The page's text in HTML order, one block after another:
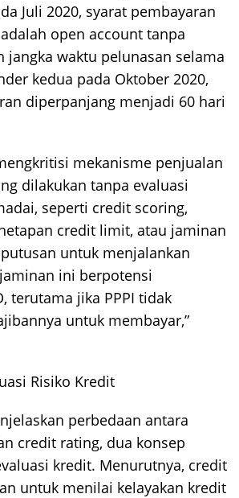
Juli 2020, syarat pembayaran
open account tanpa
jangka waktu pelunasan selama
kedua pada Oktober 2020,
diperpanjang menjadi 60 hari
mekanisme penjualan
dilakukan tanpa evaluasi
seperti credit scoring,
credit limit, atau jaminan
untuk menjalankan
ini berpotensi
terutama jika PPPI tidak
untuk membayar,”
Risiko Kredit
perbedaan antara
credit rating, dua konsep
kredit. Menurutnya, credit
untuk menilai kelayakan kredit